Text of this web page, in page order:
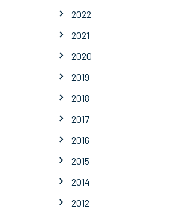
2022
2021
2020
2019
2018
2017
2016
2015
2014
2012